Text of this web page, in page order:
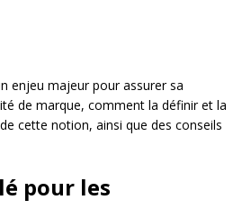
enjeu majeur pour assurer sa
de marque, comment la définir et la
cette notion, ainsi que des conseils
pour les